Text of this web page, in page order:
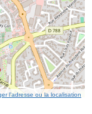
l’adresse ou la localisation